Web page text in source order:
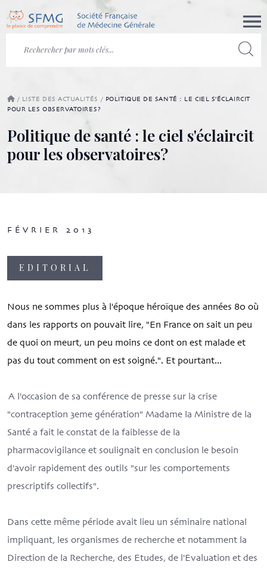
/ LISTE DES ACTUALITÉS / POLITIQUE DE SANTÉ : LE CIEL S'ÉCLAIRCIT
POUR LES OBSERVATOIRES?
Politique de santé : le ciel s'éclaircit
pour les observatoires?
FÉVRIER 2013
EDITORIAL
Nous ne sommes plus à l'époque héroïque des années 80 où
dans les rapports on pouvait lire, "En France on sait un peu
de quoi on meurt, un peu moins ce dont on est malade et
pas du tout comment on est soigné.". Et pourtant...
A l'occasion de sa conférence de presse sur la crise
"contraception 3eme génération" Madame la Ministre de la
Santé a fait le constat de la faiblesse de la
pharmacovigilance et soulignait en conclusion le besoin
d'avoir rapidement des outils "sur les comportements
prescriptifs collectifs".
Dans cette même période avait lieu un séminaire national
impliquant, les organismes de recherche et notamment la
Direction de la Recherche, des Etudes, de l'Evaluation et des